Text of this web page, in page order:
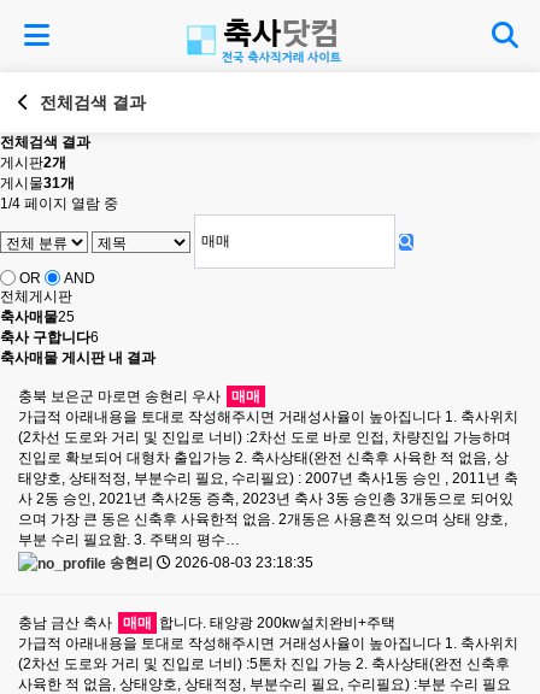
전체검색 결과
전체검색 결과
게시판2개
게시물31개
1/4 페이지 열람 중
OR
AND
전체게시판
축사매물25
축사 구합니다6
축사매물 게시판 내 결과
충북 보은군 마로면 송현리 우사
매매
가급적 아래내용을 토대로 작성해주시면 거래성사율이 높아집니다 1. 축사위치
(2차선 도로와 거리 및 진입로 너비) :2차선 도로 바로 인접, 차량진입 가능하며
진입로 확보되어 대형차 출입가능 2. 축사상태(완전 신축후 사육한 적 없음, 상
태양호, 상태적정, 부분수리 필요, 수리필요) : 2007년 축사1동 승인 , 2011년 축
사 2동 승인, 2021년 축사2동 증축, 2023년 축사 3동 승인총 3개동으로 되어있
으며 가장 큰 동은 신축후 사육한적 없음. 2개동은 사용흔적 있으며 상태 양호,
부분 수리 필요함. 3. 주택의 평수…
송현리
2026-08-03 23:18:35
충남 금산 축사 매매 합니다. 태양광 200kw설치완비+주택
가급적 아래내용을 토대로 작성해주시면 거래성사율이 높아집니다 1. 축사위치
(2차선 도로와 거리 및 진입로 너비) :5톤차 진입 가능 2. 축사상태(완전 신축후
사육한 적 없음, 상태양호, 상태적정, 부분수리 필요, 수리필요) :부분 수리 필요